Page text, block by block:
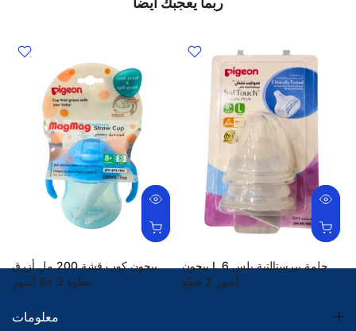
بيجون كوب قشة 200 مل أزرق
خطوة 3 +8 أشهر
بيجون L حلمة بيرستالتية بلس 6
أشهر 2 قطع
معلومات